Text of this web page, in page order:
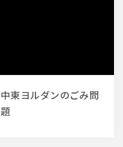
中東ヨルダンのごみ問
題